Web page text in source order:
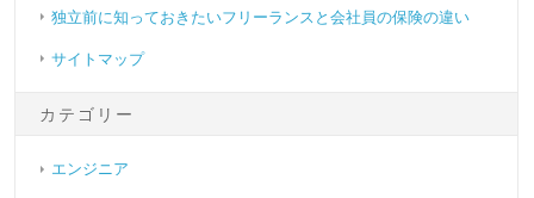
独立前に知っておきたいフリーランスと会社員の保険の違い
サイトマップ
カテゴリー
エンジニア